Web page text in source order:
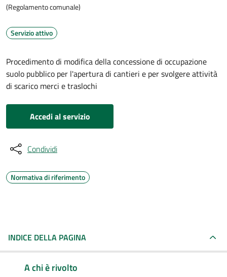
(Regolamento comunale)
Servizio attivo
Procedimento di modifica della concessione di occupazione
suolo pubblico per l'apertura di cantieri e per svolgere attività
di scarico merci e traslochi
Accedi al servizio
Condividi
Normativa di riferimento
INDICE DELLA PAGINA
A chi è rivolto